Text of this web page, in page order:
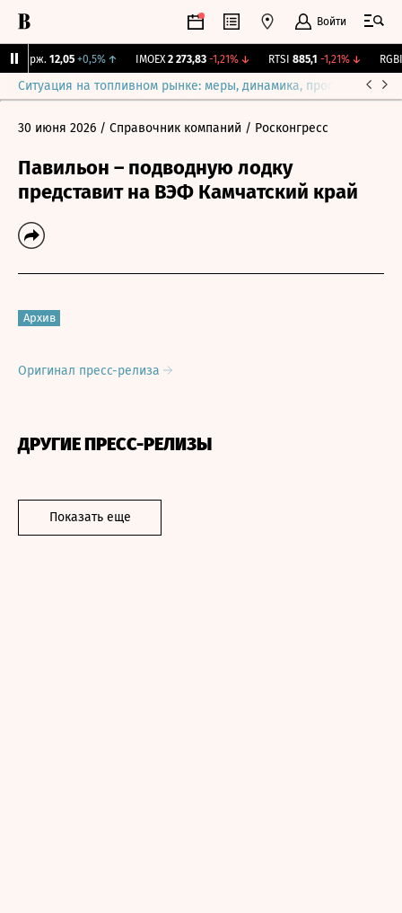
Войти
Бирж. 12,05 +0,5%↑ IMOEX 2 273,83 -1,21% ↓ RTSI 885,1 -1,21% ↓ RGBI
Ситуация на топливном рынке: меры, динамика, прогнозы
30 июня 2026 / Справочник компаний / Росконгресс
Павильон – подводную лодку
представит на ВЭФ Камчатский край
Архив
Оригинал пресс-релиза
ДРУГИЕ ПРЕСС-РЕЛИЗЫ
Показать еще